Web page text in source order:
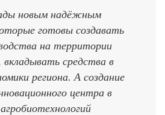
новым надёжным
готовы создавать
на территории
вкладывать средства в
региона. А создание
центра в